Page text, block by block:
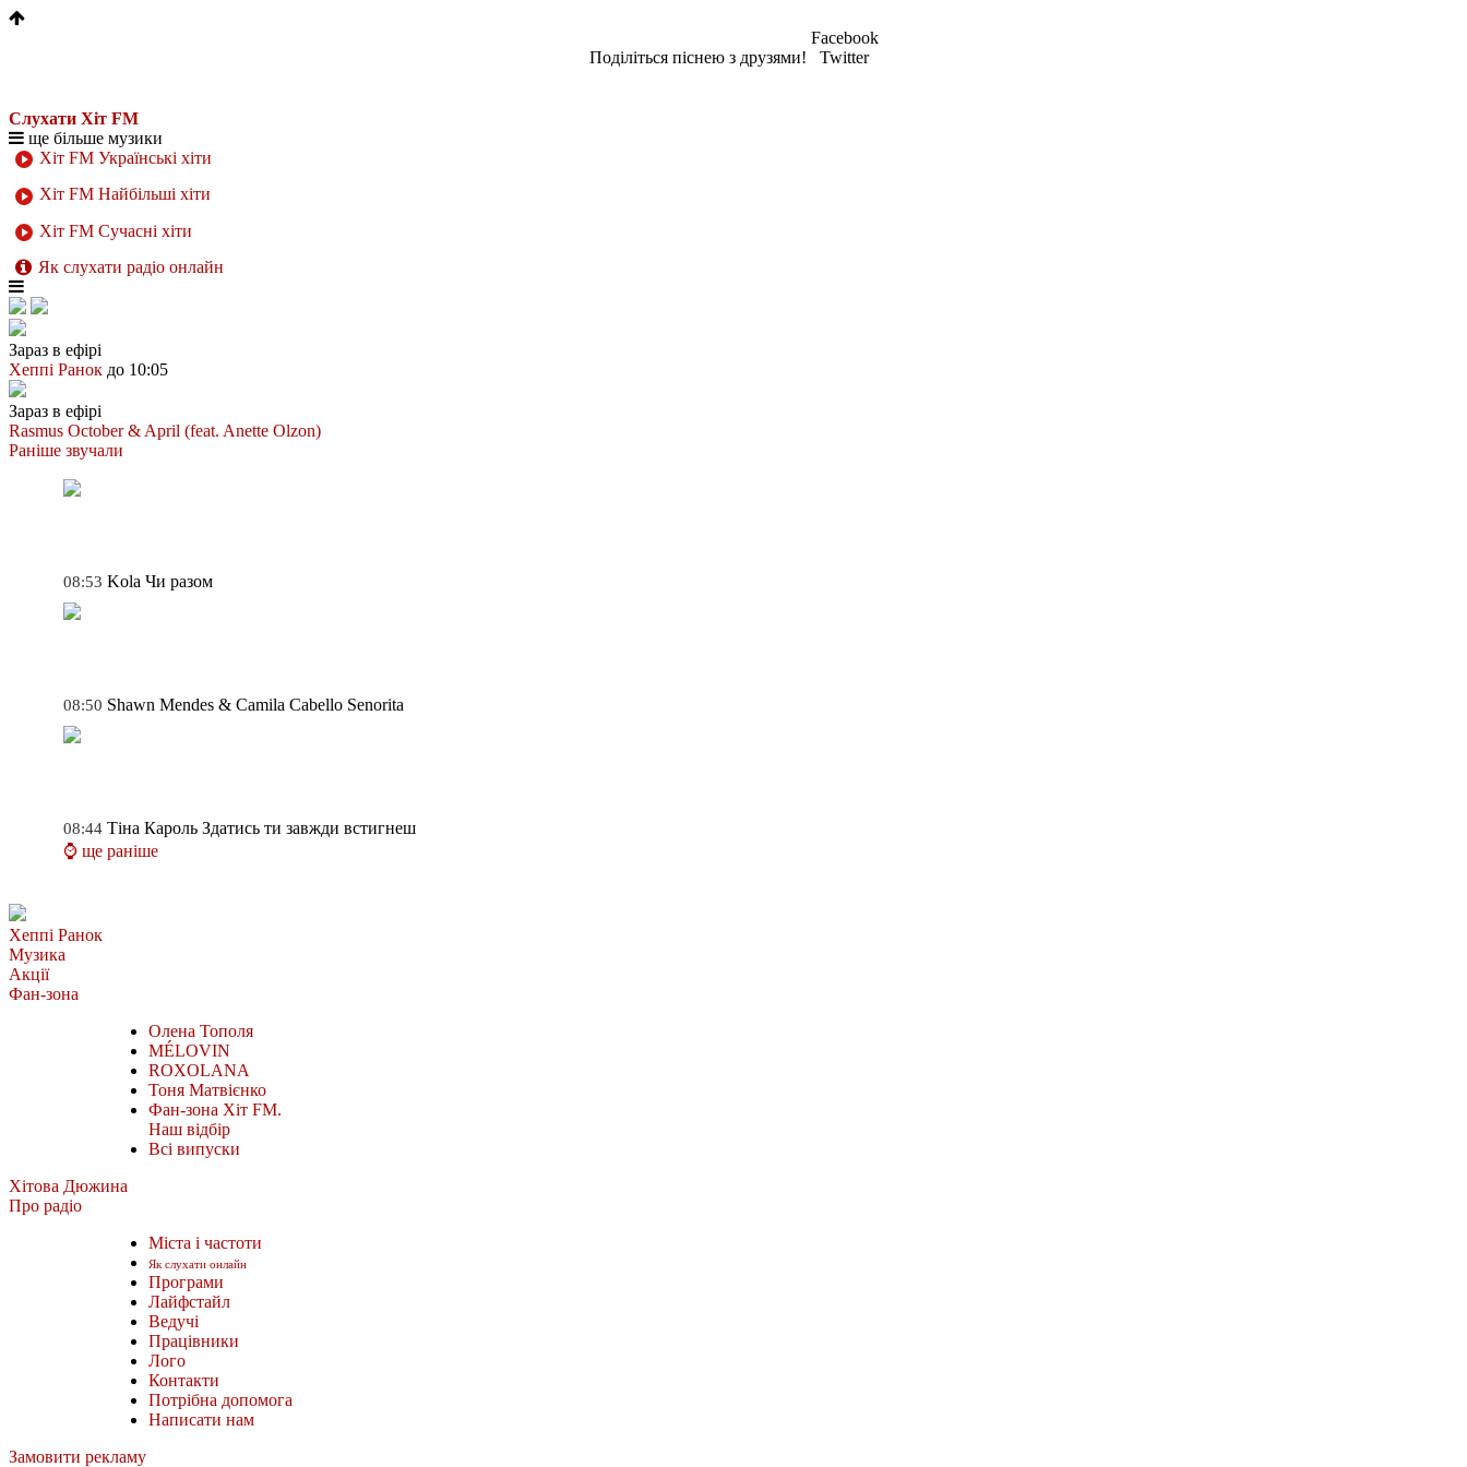
Поділіться піснею з друзями!
Facebook
Twitter
Слухати Хіт FM
ще більше музики
Хіт FM Українські хіти
Хіт FM Найбільші хіти
Хіт FM Сучасні хіти
Як слухати радіо онлайн
Зараз в ефірі
Хеппі Ранок до 10:05
Зараз в ефірі
Rasmus October & April (feat. Anette Olzon)
Раніше звучали
08:53 Kola Чи разом
08:50 Shawn Mendes & Camila Cabello Senorita
08:44 Тіна Кароль Здатись ти завжди встигнеш
⌚ ще раніше
Хеппі Ранок
Музика
Акції
Фан-зона
Олена Тополя
MÉLOVIN
ROXOLANA
Тоня Матвієнко
Фан-зона Хіт FM.
Наш відбір
Всі випуски
Хітова Дюжина
Про радіо
Міста і частоти
Як слухати онлайн
Програми
Лайфстайл
Ведучі
Працівники
Лого
Контакти
Потрібна допомога
Написати нам
Замовити рекламу